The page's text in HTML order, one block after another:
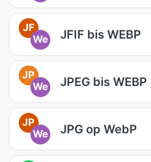
JF
We
JFIF bis WEBP
JP
We
JPEG bis WEBP
JP
We
JPG op WebP